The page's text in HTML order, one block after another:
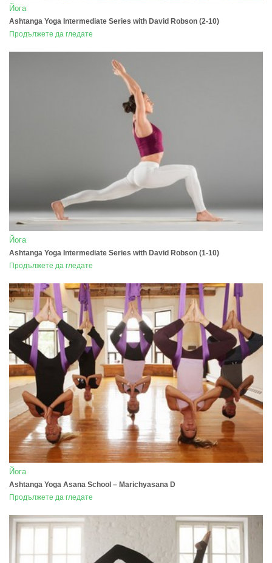
Йога
Ashtanga Yoga Intermediate Series with David Robson (2-10)
Продължете да гледате
Йога
Ashtanga Yoga Intermediate Series with David Robson (1-10)
Продължете да гледате
Йога
Ashtanga Yoga Asana School – Marichyasana D
Продължете да гледате